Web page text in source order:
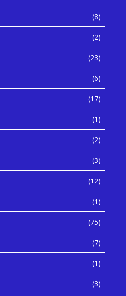
(8)
(2)
(23)
(6)
(17)
(1)
(2)
(3)
(12)
(1)
(75)
(7)
(1)
(3)